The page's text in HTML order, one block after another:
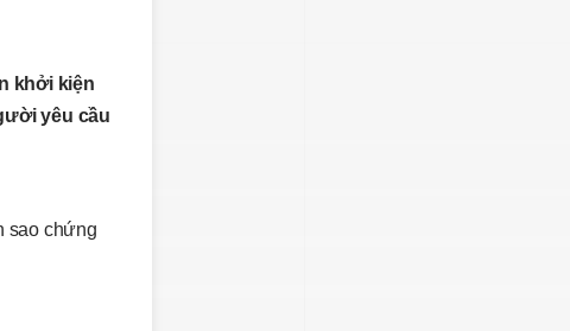
khởi kiện
yêu cầu
sao chứng